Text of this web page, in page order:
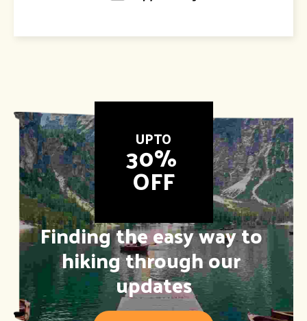
UPTO
30%
OFF
Finding the easy way to
hiking through our
updates